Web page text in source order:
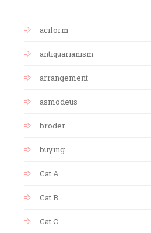
aciform
antiquarianism
arrangement
asmodeus
broder
buying
Cat A
Cat B
Cat C